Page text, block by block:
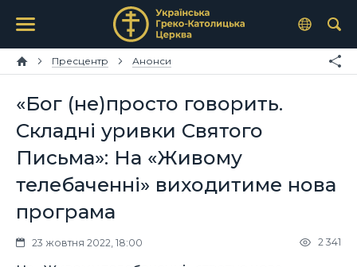
Пресцентр Анонси
«Бог (не)просто говорить.
Складні уривки Святого
Письма»: На «Живому
телебаченні» виходитиме нова
програма
23 жовтня 2022, 18:00 2 341